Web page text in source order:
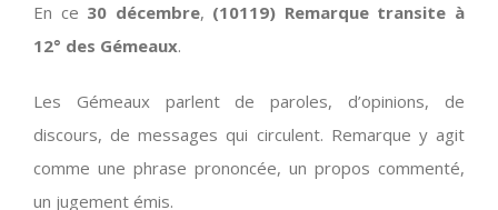
En ce 30 décembre, (10119) Remarque transite à
12° des Gémeaux.
Les Gémeaux parlent de paroles, d’opinions, de
discours, de messages qui circulent. Remarque y agit
comme une phrase prononcée, un propos commenté,
un jugement émis.